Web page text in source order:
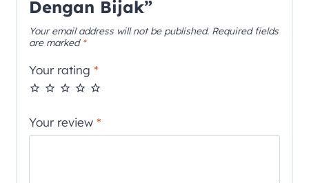
Dengan Bijak”
Your email address will not be published. Required fields
are marked *
Your rating *
Your review *